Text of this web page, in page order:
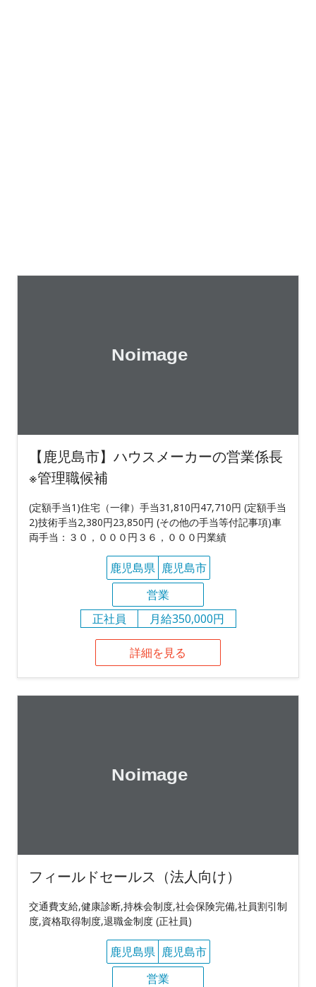
【鹿児島市】ハウスメーカーの営業係長
※管理職候補
(定額手当1)住宅（一律）手当31,810円47,710円 (定額手当
2)技術手当2,380円23,850円 (その他の手当等付記事項)車
両手当：３０，０００円３６，０００円業績
鹿児島県 鹿児島市
営業
正社員
月給350,000円
詳細を見る
フィールドセールス（法人向け）
交通費支給,健康診断,持株会制度,社会保険完備,社員割引制
度,資格取得制度,退職金制度 (正社員)
鹿児島県 鹿児島市
営業